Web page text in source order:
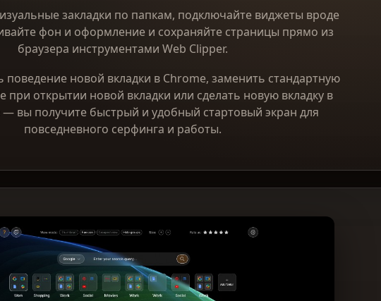
закладки по папкам, подключайте виджеты вроде
фон и оформление и сохраняйте страницы прямо из
браузера инструментами Web Clipper.
поведение новой вкладки в Chrome, заменить стандартную
при открытии новой вкладки или сделать новую вкладку в
вы получите быстрый и удобный стартовый экран для
повседневного серфинга и работы.